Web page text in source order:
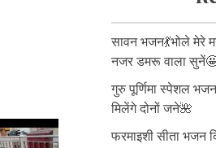
सावन भजन💃भोले मेरे
नजर डमरू वाला
गुरु पूर्णिमा स्पेशल
मिलेंगे दोनों जने🌺
फरमाइशी सीता भजन